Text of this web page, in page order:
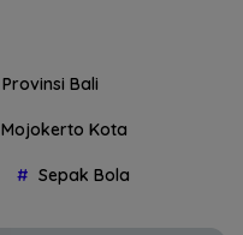
Provinsi Bali
Mojokerto Kota
Sepak Bola